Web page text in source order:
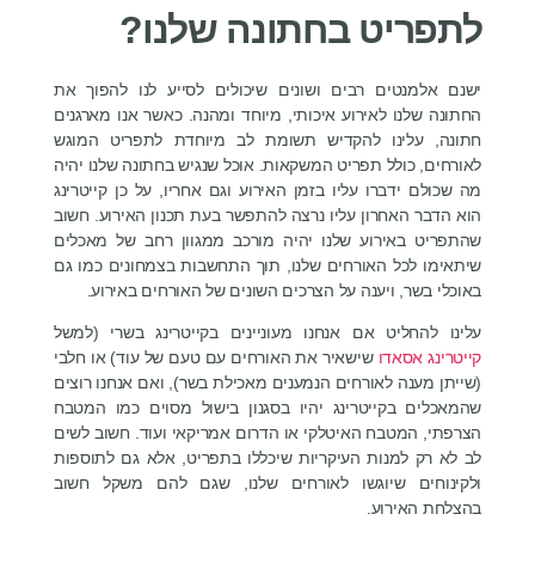
לתפריט בחתונה שלנו?
ישנם אלמנטים רבים ושונים שיכולים לסייע לנו להפוך את
החתונה שלנו לאירוע איכותי, מיוחד ומהנה. כאשר אנו מארגנים
חתונה, עלינו להקדיש תשומת לב מיוחדת לתפריט המוגש
לאורחים, כולל תפריט המשקאות. אוכל שנגיש בחתונה שלנו יהיה
מה שכולם ידברו עליו בזמן האירוע וגם אחריו, על כן קייטרינג
הוא הדבר האחרון עליו נרצה להתפשר בעת תכנון האירוע. חשוב
שהתפריט באירוע שלנו יהיה מורכב ממגוון רחב של מאכלים
שיתאימו לכל האורחים שלנו, תוך התחשבות בצמחונים כמו גם
באוכלי בשר, ויענה על הצרכים השונים של האורחים באירוע.
עלינו להחליט אם אנחנו מעוניינים בקייטרינג בשרי (למשל
קייטרינג אסאדו שישאיר את האורחים עם טעם של עוד) או חלבי
(שייתן מענה לאורחים הנמענים מאכילת בשר), ואם אנחנו רוצים
שהמאכלים בקייטרינג יהיו בסגנון בישול מסוים כמו המטבח
הצרפתי, המטבח האיטלקי או הדרום אמריקאי ועוד. חשוב לשים
לב לא רק למנות העיקריות שיכללו בתפריט, אלא גם לתוספות
ולקינוחים שיוגשו לאורחים שלנו, שגם להם משקל חשוב
בהצלחת האירוע.